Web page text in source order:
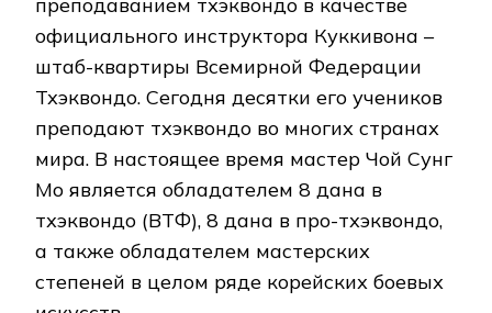
преподаванием тхэквондо в качестве
официального инструктора Куккивона –
штаб-квартиры Всемирной Федерации
Тхэквондо. Сегодня десятки его учеников
преподают тхэквондо во многих странах
мира. В настоящее время мастер Чой Сунг
Мо является обладателем 8 дана в
тхэквондо (ВТФ), 8 дана в про-тхэквондо,
а также обладателем мастерских
степеней в целом ряде корейских боевых